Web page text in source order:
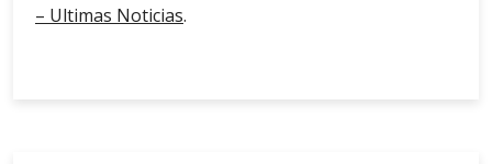
– Ultimas Noticias.